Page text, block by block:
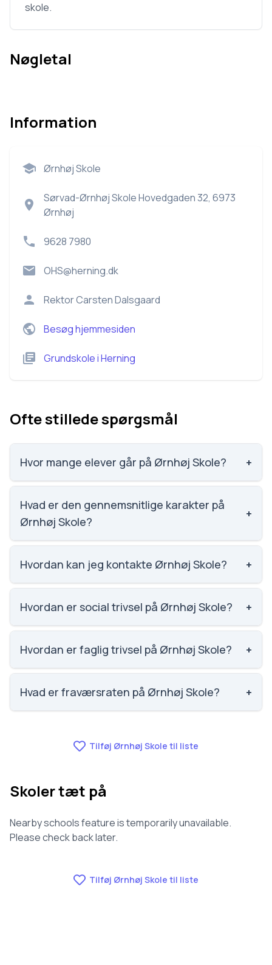
skole.
Nøgletal
Information
Ørnhøj Skole
Sørvad-Ørnhøj Skole Hovedgaden 32, 6973
Ørnhøj
9628 7980
OHS@herning.dk
RektorCarsten Dalsgaard
Besøg hjemmesiden
GrundskoleiHerning
Ofte stillede spørgsmål
Hvor mange elever går på Ørnhøj Skole? +
Vi har ikke data om elevtallet på Ørnhøj Skole.
Hvad er den gennemsnitlige karakter på
Ørnhøj Skole?
+
Vi har ikke data om karaktergennemsnittet for
Ørnhøj Skole.
Hvordan kan jeg kontakte Ørnhøj Skole? +
Email: OHS@herning.dk. Telefon: 9628 7980.
Adresse: Sørvad-Ørnhøj Skole Hovedgaden 32,
Hvordan er social trivsel på Ørnhøj Skole? +
Vi har ikke data om social trivsel for Ørnhøj Skole.
Hvordan er faglig trivsel på Ørnhøj Skole? +
Vi har ikke data om faglig trivsel for Ørnhøj Skole.
Hvad er fraværsraten på Ørnhøj Skole? +
Tilføj Ørnhøj Skole til liste
Skoler tæt på
Nearby schools feature is temporarily unavailable.
Please check back later.
Tilføj Ørnhøj Skole til liste